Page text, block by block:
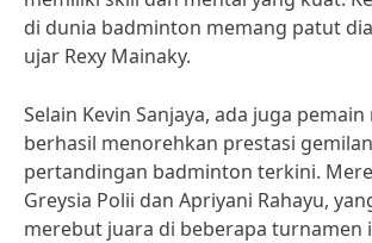
di dunia badminton memang patut
ujar Rexy Mainaky.
Selain Kevin Sanjaya, ada juga
berhasil menorehkan prestasi
pertandingan badminton terkini.
Greysia Polii dan Apriyani Rahayu,
merebut juara di beberapa turnamen